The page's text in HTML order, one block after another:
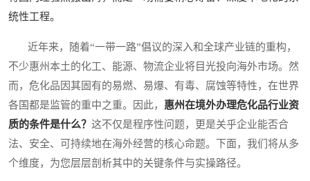
统性工程。
近年来，随着“一带一路”倡议的深入和全球产业链的重构，
不少惠州本土的化工、能源、物流企业将目光投向海外市场。然
而，危化品因其固有的易燃、易爆、有毒、腐蚀等特性，在世界
各国都是监管的重中之重。因此， 惠州在境外办理危化品行业资
质的条件是什么？ 这不仅是程序性问题，更是关乎企业能否合
法、安全、可持续地在海外经营的核心命题。下面，我们将从多
个维度，为您层层剖析其中的关键条件与实操路径。